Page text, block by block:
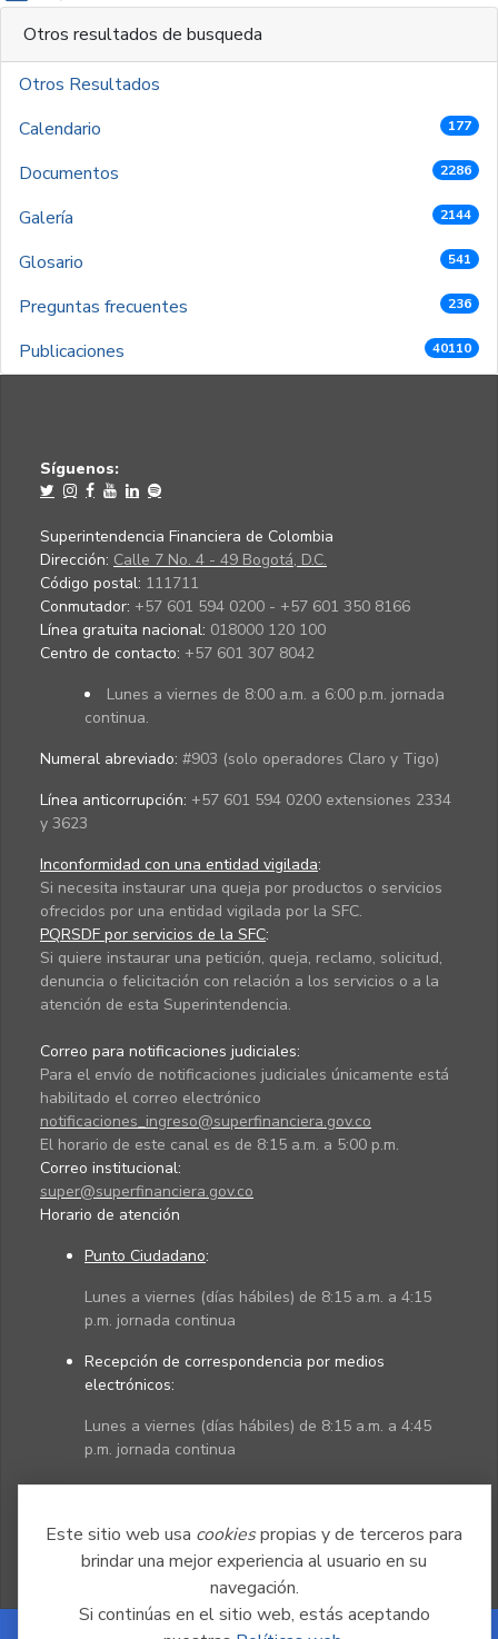
Este sitio web usa cookiespropias y de terceros para
brindar una mejor experiencia al usuario en su
navegación.
Si continúas en el sitio web, estás aceptando
Otros resultados de busqueda
Otros Resultados
Calendario
177
Documentos 2286
Galería 2144
Glosario 541
Preguntas frecuentes 236
Publicaciones 40110
Síguenos:
Superintendencia Financiera de Colombia
Dirección: Calle 7 No. 4 - 49 Bogotá, D.C.
Código postal: 111711
Conmutador: +57 601 594 0200 - +57 601 350 8166
Línea gratuita nacional: 018000 120 100
Centro de contacto: +57 601 307 8042
Lunes a viernes de 8:00 a.m. a 6:00 p.m. jornada
continua.
Numeral abreviado: #903 (solo operadores Claro y Tigo)
Línea anticorrupción: +57 601 594 0200 extensiones 2334
y 3623
Inconformidad con una entidad vigilada:
Si necesita instaurar una queja por productos o servicios
ofrecidos por una entidad vigilada por la SFC.
PQRSDF por servicios de la SFC:
Si quiere instaurar una petición, queja, reclamo, solicitud,
denuncia o felicitación con relación a los servicios o a la
atención de esta Superintendencia.
Correo para notificaciones judiciales:
Para el envío de notificaciones judiciales únicamente está
habilitado el correo electrónico
notificaciones_ingreso@superfinanciera.gov.co
El horario de este canal es de 8:15 a.m. a 5:00 p.m.
Correo institucional:
super@superfinanciera.gov.co
Horario de atención
Punto Ciudadano:
Lunes a viernes (días hábiles) de 8:15 a.m. a 4:15
p.m. jornada continua
Recepción de correspondencia por medios
electrónicos:
Lunes a viernes (días hábiles) de 8:15 a.m. a 4:45
p.m. jornada continua